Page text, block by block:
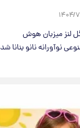
۷/۲۰
لنز میزبان هوش
نوآورانه نانو بنانا شد